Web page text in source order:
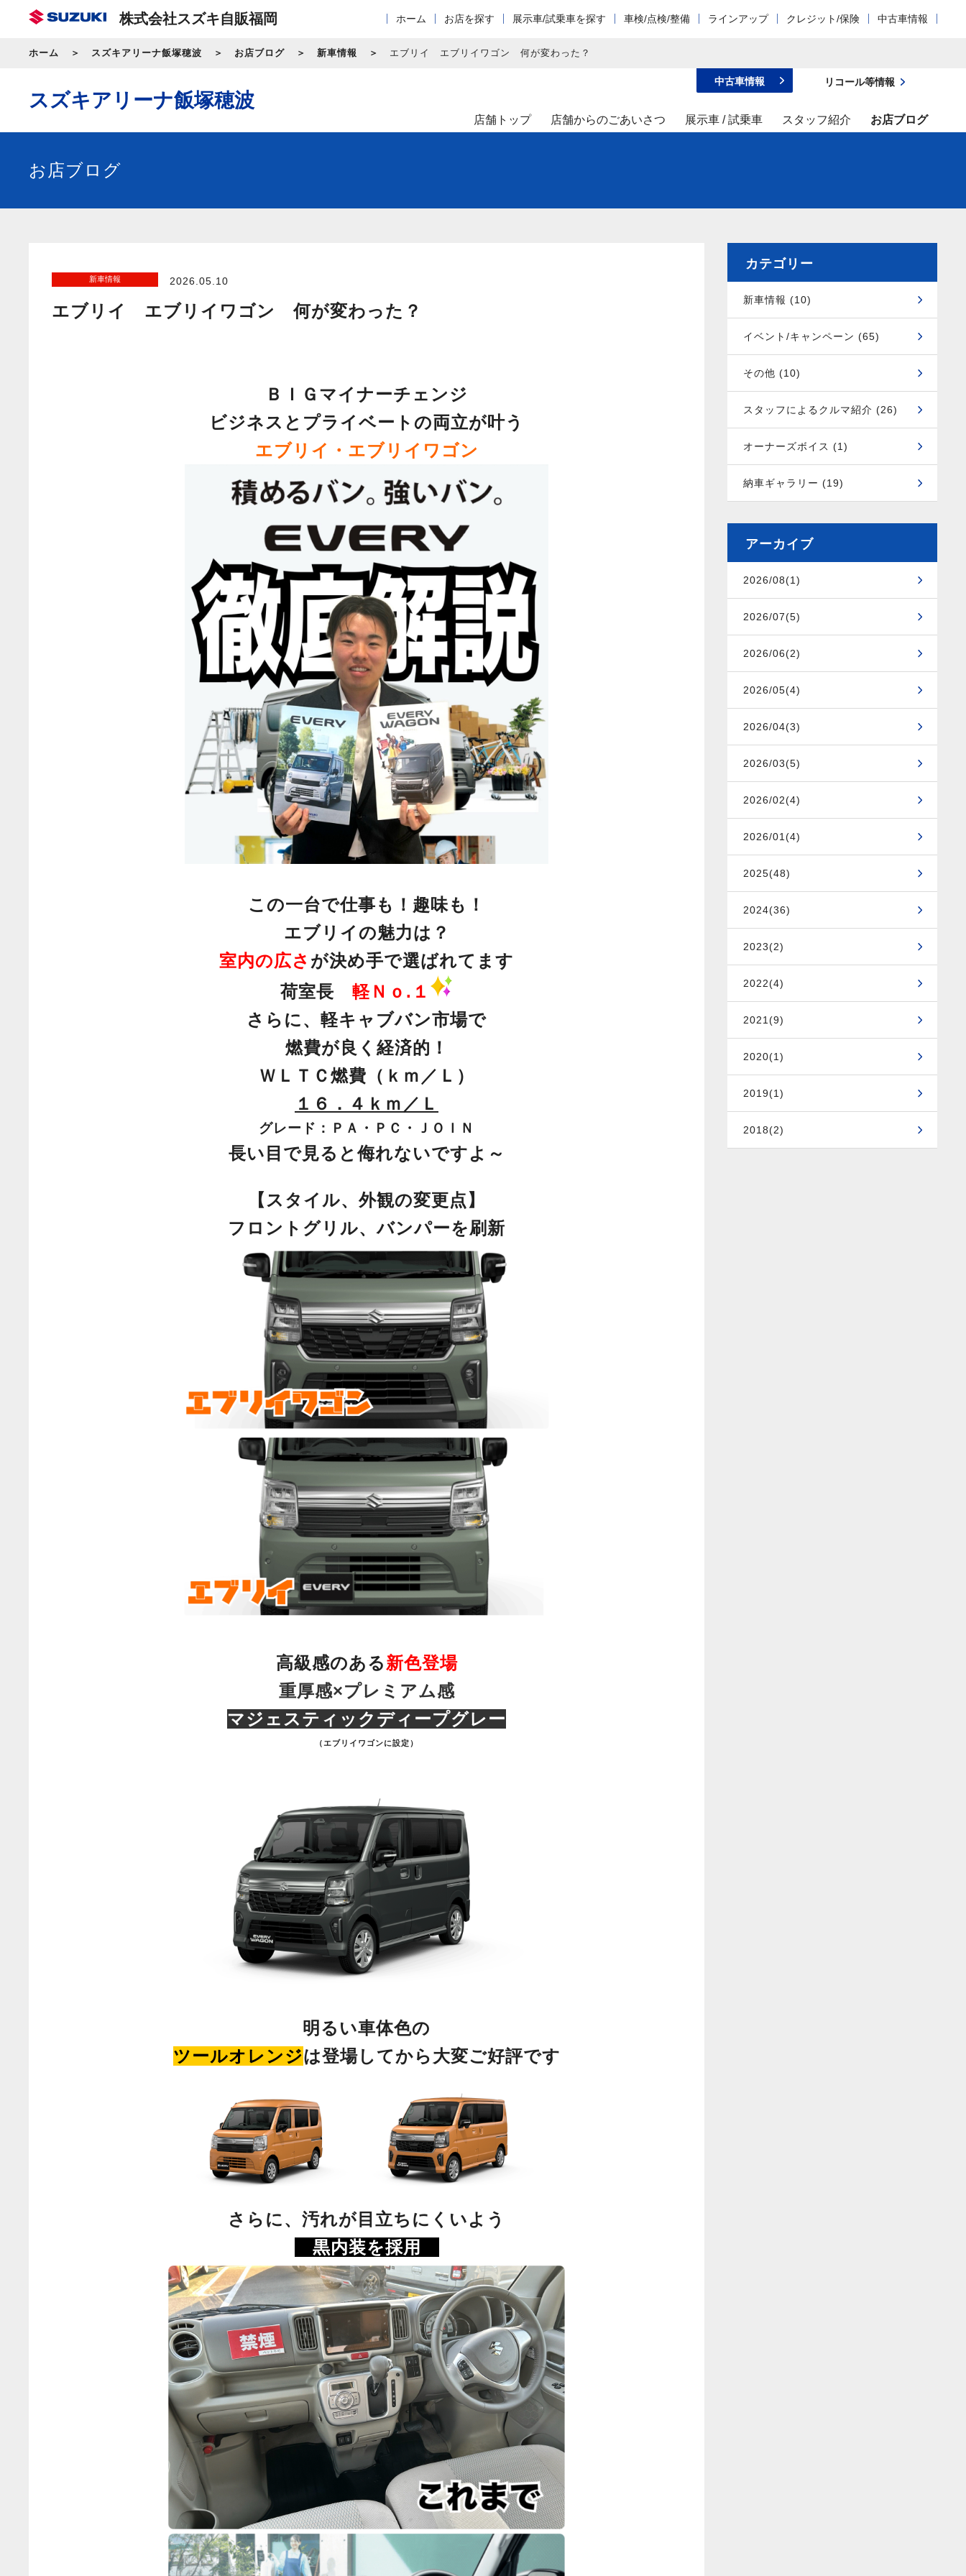
株式会社スズキ自販福岡 ホーム お店を探す 展示車/試乗車を探す 車検/点検/整備 ラインアップ クレジット/保険 中古車情報
ホーム スズキアリーナ飯塚穂波 お店ブログ 新車情報 エブリイ エブリイワゴン 何が変わった？
スズキアリーナ飯塚穂波
店舗トップ 店舗からのごあいさつ 展示車 / 試乗車 スタッフ紹介 お店ブログ
中古車情報 リコール等情報
お店ブログ
新車情報 2026.05.10
エブリイ エブリイワゴン 何が変わった？
ＢＩＧマイナーチェンジ
ビジネスとプライベートの両立が叶う
エブリイ・エブリイワゴン
この一台で仕事も！趣味も！
エブリイの魅力は？
室内の広さ が決め手で選ばれてます
荷室長 軽Ｎｏ.１
さらに、軽キャブバン市場で
燃費が良く経済的！
ＷＬＴＣ燃費（ｋｍ／Ｌ）
１６．４ｋｍ／Ｌ
グレード：ＰＡ・ＰＣ・ＪＯＩＮ
長い目で見ると侮れないですよ～
【スタイル、外観の変更点】
フロントグリル、バンパーを刷新
高級感のある新色登場
重厚感×プレミアム感
マジェスティックディープグレー
（エブリイワゴンに設定）
明るい車体色の
ツールオレンジは登場してから大変ご好評です
さらに、 汚れが目立ちにくいよう
黒内装を採用
カテゴリー
新車情報 (10)
イベント/キャンペーン (65)
その他 (10)
スタッフによるクルマ紹介 (26)
オーナーズボイス (1)
納車ギャラリー (19)
アーカイブ
2026/08(1)
2026/07(5)
2026/06(2)
2026/05(4)
2026/04(3)
2026/03(5)
2026/02(4)
2026/01(4)
2025(48)
2024(36)
2023(2)
2022(4)
2021(9)
2020(1)
2019(1)
2018(2)